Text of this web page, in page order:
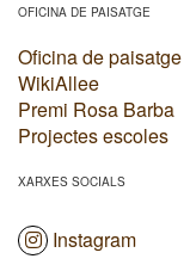
OFICINA DE PAISATGE
Oficina de paisatge
WikiAllee
Premi Rosa Barba
Projectes escoles
XARXES SOCIALS
Instagram